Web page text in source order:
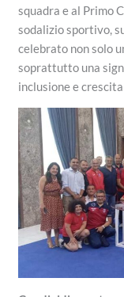
squadra e al Primo
sodalizio sportivo,
celebrato non solo
soprattutto una
inclusione e